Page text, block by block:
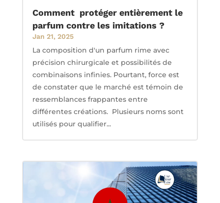
Comment protéger entièrement le
parfum contre les imitations ?
Jan 21, 2025
La composition d'un parfum rime avec
précision chirurgicale et possibilités de
combinaisons infinies. Pourtant, force est
de constater que le marché est témoin de
ressemblances frappantes entre
différentes créations. Plusieurs noms sont
utilisés pour qualifier...